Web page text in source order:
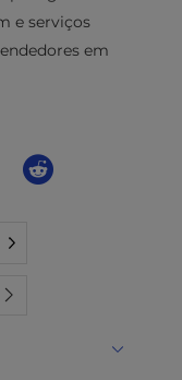
e serviços
em